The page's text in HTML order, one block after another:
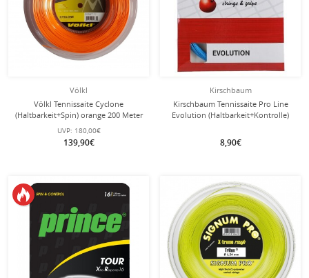
Völkl
Völkl Tennissaite Cyclone
(Haltbarkeit+Spin) orange 200 Meter
Rolle
UVP: 180,00€
139,90€
Kirschbaum
Kirschbaum Tennissaite Pro Line
Evolution (Haltbarkeit+Kontrolle)
8,90€